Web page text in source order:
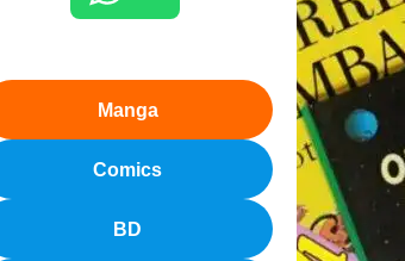
Manga
Comics
BD